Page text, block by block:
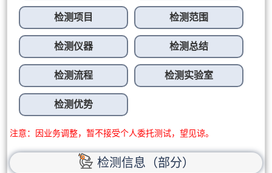
检测项目 检测范围
检测仪器 检测总结
检测流程 检测实验室
检测优势
注意：因业务调整，暂不接受个人委托测试，望见谅。
检测信息（部分）